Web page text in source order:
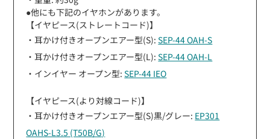
●他にも下記のイヤホンがあります。
【イヤピース(ストレートコード)】
・耳かけ付きオープンエアー型(S):SEP-44 OAH-S
・耳かけ付きオープンエアー型(L):SEP-44 OAH-L
・インイヤー オープン型:SEP-44 IEO
【イヤピース(より対線コード)】
・耳かけ付きオープンエアー型(S)黒/グレー: EP301
OAHS-L3.5 (T50B/G)